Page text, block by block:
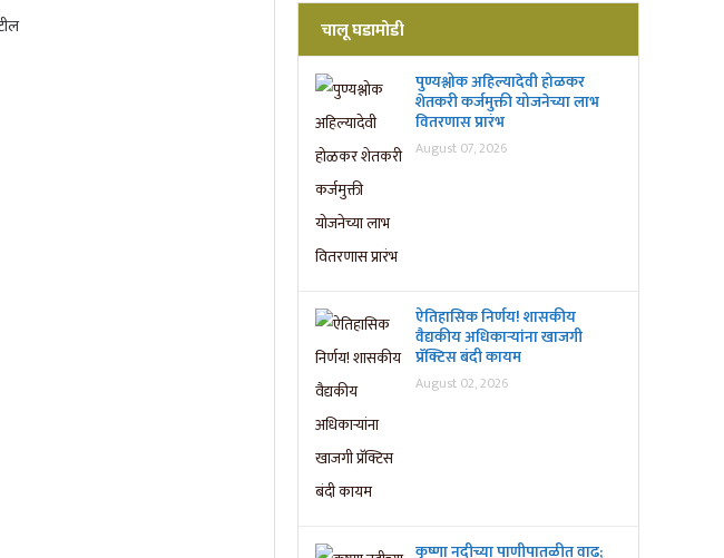
पराभव
चालू घडामोडी
पुण्यश्लोक अहिल्यादेवी होळकर
शेतकरी कर्जमुक्ती योजनेच्या लाभ
वितरणास प्रारंभ
August 07, 2026
ऐतिहासिक निर्णय! शासकीय
वैद्यकीय अधिकाऱ्यांना खाजगी
प्रॅक्टिस बंदी कायम
August 02, 2026
कृष्णा नदीच्या पाणीपातळीत वाढ;